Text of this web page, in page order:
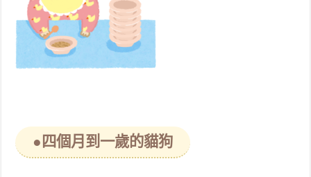
●四個月到一歲的貓狗